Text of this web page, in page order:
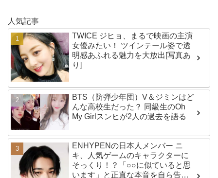
人気記事
TWICE ジヒョ、まるで映画の主演
女優みたい！ ツインテール姿で透
明感あふれる魅力を大放出[写真あ
り]
BTS（防弾少年団）V＆ジミンはど
んな高校生だった？ 同級生のOh
My Girlスンヒが2人の過去を語る
ENHYPENの日本人メンバー ニ
キ、人気ゲームのキャラクターに
そっくり！？「○○に似ていると思
います」と正直な本音を自ら告